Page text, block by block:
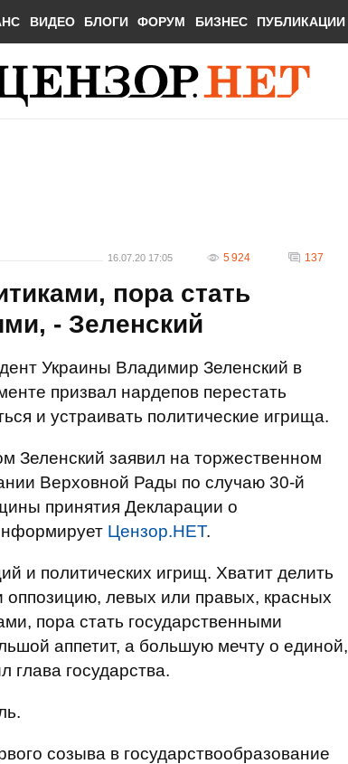
ВИДЕО БЛОГИ ФОРУМ БИЗНЕС ПУБЛИКАЦИИ
16.07.20 17:05 5 924 137
пора стать
- Зеленский
Украины Владимир Зеленский в
призвал нардепов перестать
и устраивать политические игрища.
Зеленский заявил на торжественном
Верховной Рады по случаю 30-й
принятия Декларации о
Цензор.НЕТ.
и политических игрищ. Хватит делить
оппозицию, левых или правых, красных
пора стать государственными
аппетит, а большую мечту о единой,
глава государства.
созыва в государствообразование